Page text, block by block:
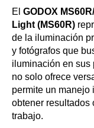
El GODOX
Light (MS60R)
de la iluminación
y fotógrafos que
iluminación en sus
no solo ofrece
permite un manejo
obtener resultados
trabajo.